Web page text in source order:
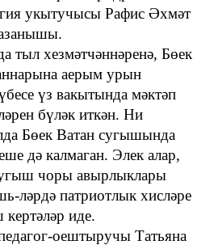
укытучысы Рафис Әхмәт
тыл хезмәтчәннәренә, Бөек
аерым урын
үз вакытында мәктәп
бүләк иткән. Ни
Бөек Ватан сугышында
дә калмаган. Элек алар,
чоры авырлыклары
ләрдә патриотлык хисләре
кертәләр иде.
оештыручы Татьяна